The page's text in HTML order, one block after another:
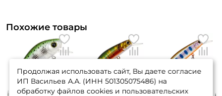
Похожие товары
Продолжая использовать сайт, Вы даете согласие
ИП Васильев А.А. (ИНН 501305075486) на
обработку файлов cookies и пользовательских